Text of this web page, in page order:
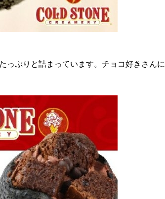
っぷりと詰まっています。チョコ好きさんに